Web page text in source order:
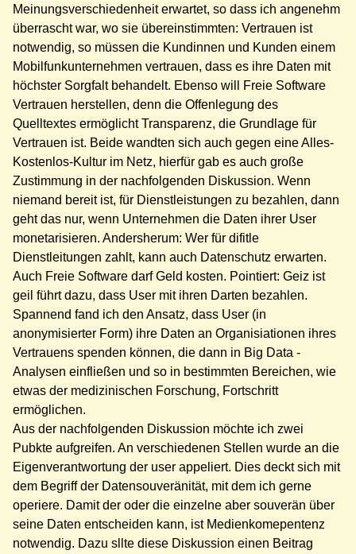
Meinungsverschiedenheit erwartet, so dass ich angenehm
überrascht war, wo sie übereinstimmten: Vertrauen ist
notwendig, so müssen die Kundinnen und Kunden einem
Mobilfunkunternehmen vertrauen, dass es ihre Daten mit
höchster Sorgfalt behandelt. Ebenso will Freie Software
Vertrauen herstellen, denn die Offenlegung des
Quelltextes ermöglicht Transparenz, die Grundlage für
Vertrauen ist. Beide wandten sich auch gegen eine Alles-
Kostenlos-Kultur im Netz, hierfür gab es auch große
Zustimmung in der nachfolgenden Diskussion. Wenn
niemand bereit ist, für Dienstleistungen zu bezahlen, dann
geht das nur, wenn Unternehmen die Daten ihrer User
monetarisieren. Andersherum: Wer für difitle
Dienstleitungen zahlt, kann auch Datenschutz erwarten.
Auch Freie Software darf Geld kosten. Pointiert: Geiz ist
geil führt dazu, dass User mit ihren Darten bezahlen.
Spannend fand ich den Ansatz, dass User (in
anonymisierter Form) ihre Daten an Organisiationen ihres
Vertrauens spenden können, die dann in Big Data -
Analysen einfließen und so in bestimmten Bereichen, wie
etwas der medizinischen Forschung, Fortschritt
ermöglichen.
Aus der nachfolgenden Diskussion möchte ich zwei
Pubkte aufgreifen. An verschiedenen Stellen wurde an die
Eigenverantwortung der user appeliert. Dies deckt sich mit
dem Begriff der Datensouveränität, mit dem ich gerne
operiere. Damit der oder die einzelne aber souverän über
seine Daten entscheiden kann, ist Medienkomepentenz
notwendig. Dazu sllte diese Diskussion einen Beitrag